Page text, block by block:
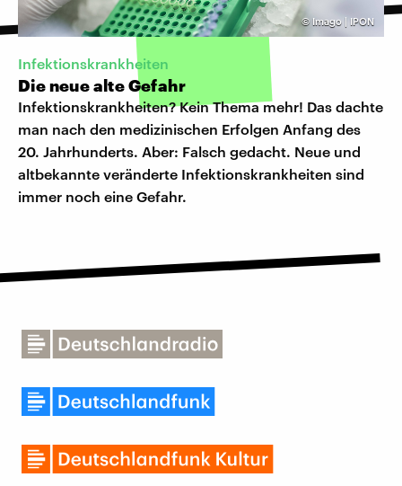
© Imago | IPON
Infektionskrankheiten
Die neue alte Gefahr
Infektionskrankheiten? Kein Thema mehr! Das dachte
man nach den medizinischen Erfolgen Anfang des
20. Jahrhunderts. Aber: Falsch gedacht. Neue und
altbekannte veränderte Infektionskrankheiten sind
immer noch eine Gefahr.